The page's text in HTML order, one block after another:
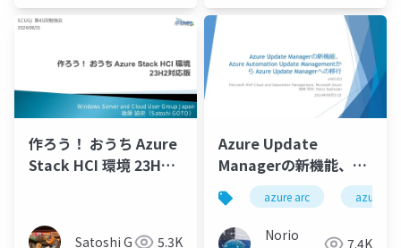
作ろう！ おうち Azure
Stack HCI 環境 23H2
Satoshi G 5.3K
Azure Update
Managerの新機能、
Azure Automation
Update Management
から Azure Update
azure arc azure
Norio
7.4K